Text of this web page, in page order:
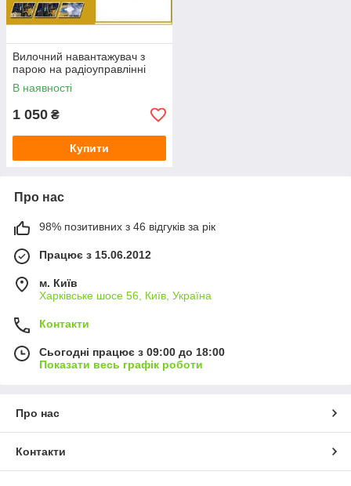
Вилочний навантажувач з
парою на радіоуправлінні
В наявності
1 050 ₴
Купити
Про нас
98% позитивних з 46 відгуків за рік
Працює з 15.06.2012
м. Київ
Харківське шосе 56, Київ, Україна
Контакти
Сьогодні працює з 09:00 до 18:00
Показати весь графік роботи
Про нас
Контакти